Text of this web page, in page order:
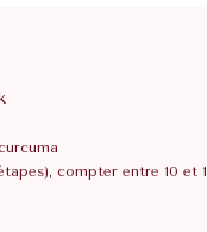
compter entre 10